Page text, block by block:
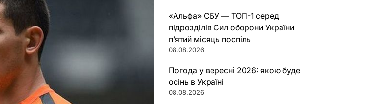
«Альфа» СБУ — ТОП-1 серед
підрозділів Сил оборони України
п’ятий місяць поспіль
08.08.2026
Погода у вересні 2026: якою буде
осінь в Україні
08.08.2026